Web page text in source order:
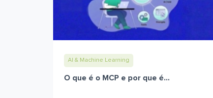
AI & Machine Learning
O que é o MCP e por que é...